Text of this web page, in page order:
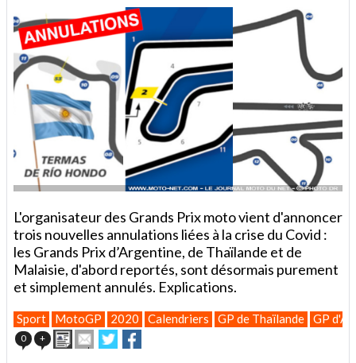
L'organisateur des Grands Prix moto vient d'annoncer
trois nouvelles annulations liées à la crise du Covid :
les Grands Prix d’Argentine, de Thaïlande et de
Malaisie, d'abord reportés, sont désormais purement
et simplement annulés. Explications.
Sport MotoGP 2020 Calendriers GP de Thaïlande GP
0 + ImprimerEnvoyer
cet
Partager
sur
sur